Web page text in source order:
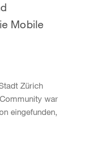
Mobile
Zürich
war
eingefunden,